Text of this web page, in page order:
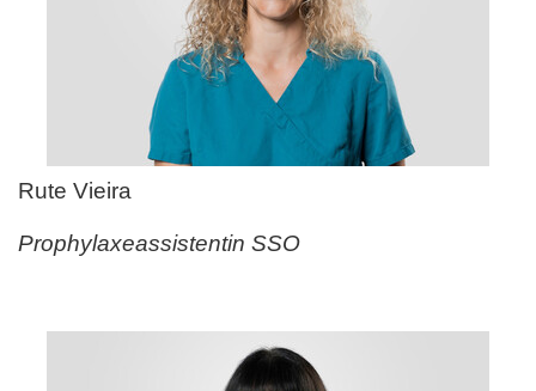
Rute Vieira
Prophylaxeassistentin SSO